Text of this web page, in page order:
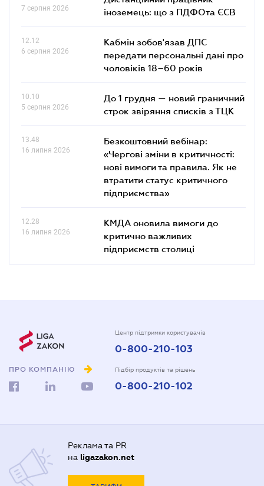
7 серпня 2026
іноземець: що з ПДФОта ЄСВ
12.12
6 серпня 2026
Кабмін зобов'язав ДПС
передати персональні дані про
чоловіків 18–60 років
10.10
5 серпня 2026
До 1 грудня — новий граничний
строк звіряння списків з ТЦК
13.48
16 липня 2026
Безкоштовний вебінар:
«Чергові зміни в критичності:
нові вимоги та правила. Як не
втратити статус критичного
підприємства»
12.28
16 липня 2026
КМДА оновила вимоги до
критично важливих
підприємств столиці
ПРО КОМПАНІЮ
Центр підтримки користувачів
0-800-210-103
Підбір продуктів та рішень
0-800-210-102
Реклама та PR
на ligazakon.net